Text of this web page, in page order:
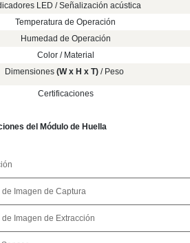
LED / Señalización acústica
Temperatura de Operación
Humedad de Operación
Color / Material
Dimensiones (W x H x T) / Peso
Certificaciones
del Módulo de Huella
de Imagen de Captura
de Imagen de Extracción